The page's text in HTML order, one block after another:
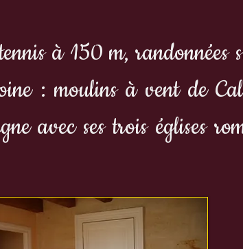
à 150 m, randonnées
: moulins à vent de
avec ses trois églises